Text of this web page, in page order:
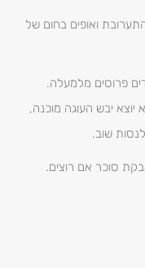
ואופים בחום של
פרוסים מלמעלה.
יוצא יבש העוגה מוכנה,
סוכר אם רוצים.